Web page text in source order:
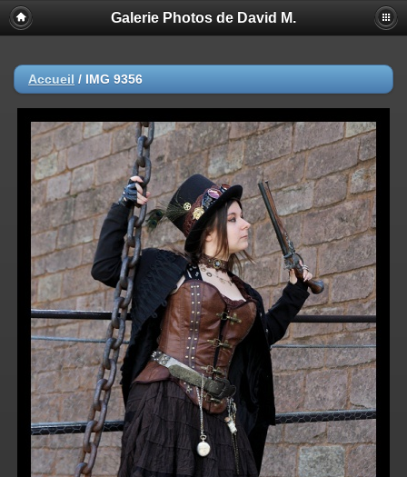
Galerie Photos de David M.
Accueil / IMG 9356